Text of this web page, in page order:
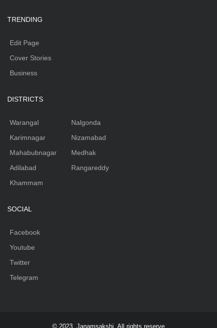
TRENDING
Edit Page
Cover Stories
Business
DISTRICTS
Warangal
Karimnagar
Mahabubnagar
Adilabad
Khammam
Nalgonda
Nizamabad
Medhak
Rangareddy
SOCIAL
Facebook
Youtube
Twitter
Telegram
© 2023, Janamsakshi. All rights reserve